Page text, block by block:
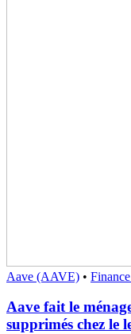
Aave (AAVE) •
Aave fait le
supprimés chez le